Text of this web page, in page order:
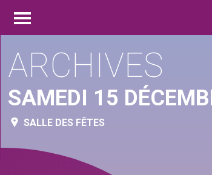
Open
menu
ARCHIVES
SAMEDI 15
SALLE DES FÊTES